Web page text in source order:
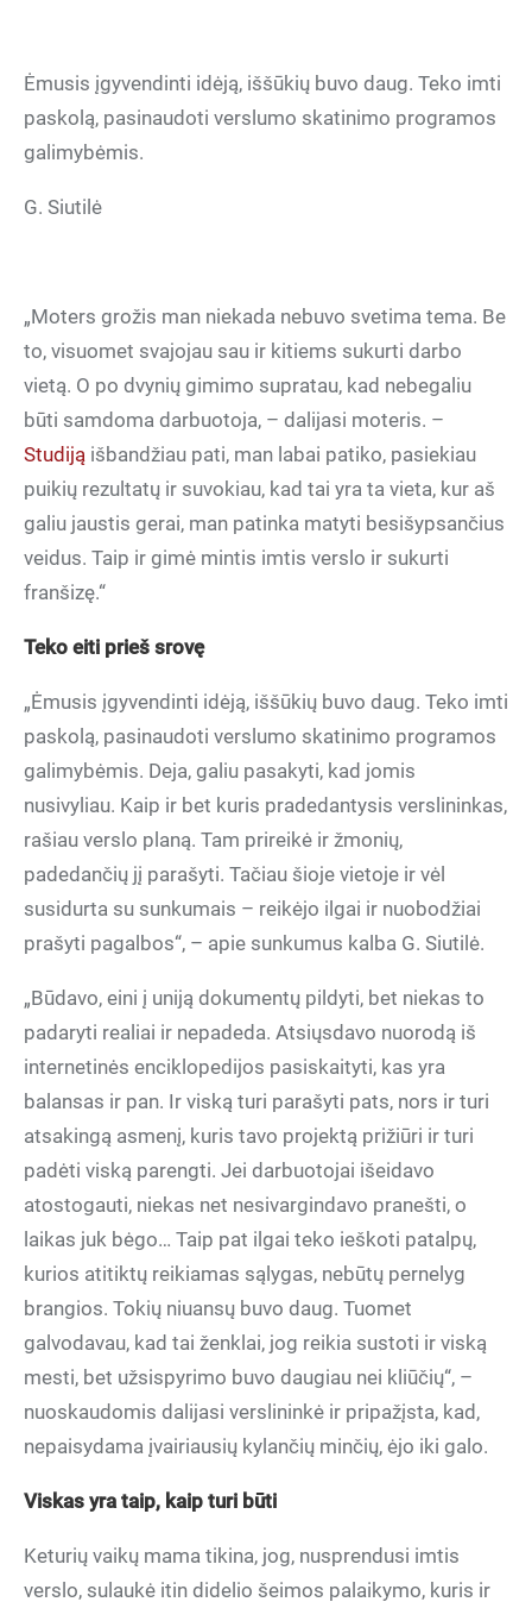
Ėmusis įgyvendinti idėją, iššūkių buvo daug. Teko imti
paskolą, pasinaudoti verslumo skatinimo programos
galimybėmis.
G. Siutilė
„Moters grožis man niekada nebuvo svetima tema. Be
to, visuomet svajojau sau ir kitiems sukurti darbo
vietą. O po dvynių gimimo supratau, kad nebegaliu
būti samdoma darbuotoja, – dalijasi moteris. –
Studiją išbandžiau pati, man labai patiko, pasiekiau
puikių rezultatų ir suvokiau, kad tai yra ta vieta, kur aš
galiu jaustis gerai, man patinka matyti besišypsančius
veidus. Taip ir gimė mintis imtis verslo ir sukurti
franšizę.“
Teko eiti prieš srovę
„Ėmusis įgyvendinti idėją, iššūkių buvo daug. Teko imti
paskolą, pasinaudoti verslumo skatinimo programos
galimybėmis. Deja, galiu pasakyti, kad jomis
nusivyliau. Kaip ir bet kuris pradedantysis verslininkas,
rašiau verslo planą. Tam prireikė ir žmonių,
padedančių jį parašyti. Tačiau šioje vietoje ir vėl
susidurta su sunkumais – reikėjo ilgai ir nuobodžiai
prašyti pagalbos“, – apie sunkumus kalba G. Siutilė.
„Būdavo, eini į uniją dokumentų pildyti, bet niekas to
padaryti realiai ir nepadeda. Atsiųsdavo nuorodą iš
internetinės enciklopedijos pasiskaityti, kas yra
balansas ir pan. Ir viską turi parašyti pats, nors ir turi
atsakingą asmenį, kuris tavo projektą prižiūri ir turi
padėti viską parengti. Jei darbuotojai išeidavo
atostogauti, niekas net nesivargindavo pranešti, o
laikas juk bėgo… Taip pat ilgai teko ieškoti patalpų,
kurios atitiktų reikiamas sąlygas, nebūtų pernelyg
brangios. Tokių niuansų buvo daug. Tuomet
galvodavau, kad tai ženklai, jog reikia sustoti ir viską
mesti, bet užsispyrimo buvo daugiau nei kliūčių“, –
nuoskaudomis dalijasi verslininkė ir pripažįsta, kad,
nepaisydama įvairiausių kylančių minčių, ėjo iki galo.
Viskas yra taip, kaip turi būti
Keturių vaikų mama tikina, jog, nusprendusi imtis
verslo, sulaukė itin didelio šeimos palaikymo, kuris ir